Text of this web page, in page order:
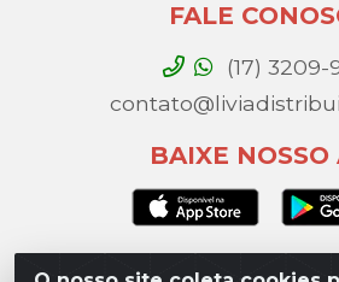
FALE
(17) 3209-
BAIXE NOSSO